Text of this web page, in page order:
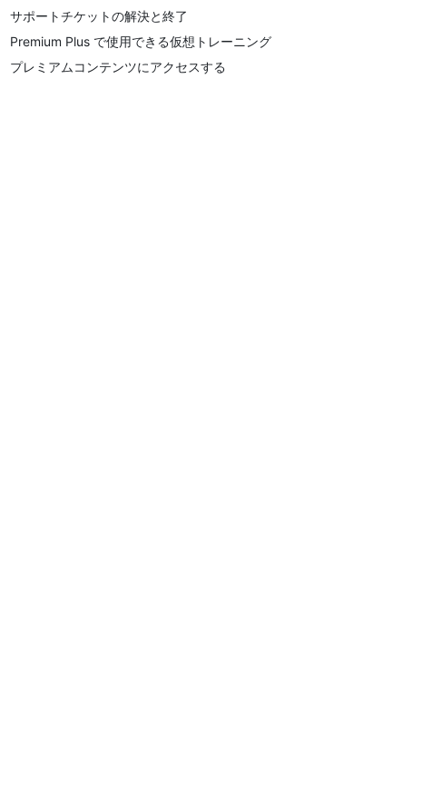
サポートチケットの解決と終了
Premium Plus で使用できる仮想トレーニング
プレミアムコンテンツにアクセスする